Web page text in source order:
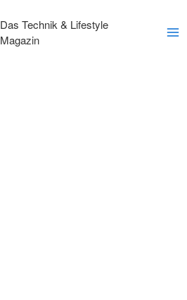
Das Technik & Lifestyle
Magazin